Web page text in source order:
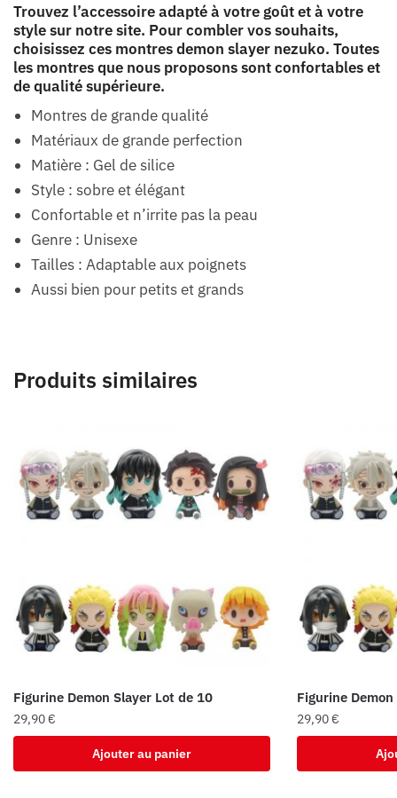
Trouvez l’accessoire adapté à votre goût et à votre
style sur notre site. Pour combler vos souhaits,
choisissez ces montres demon slayer nezuko. Toutes
les montres que nous proposons sont confortables et
de qualité supérieure.
Montres de grande qualité
Matériaux de grande perfection
Matière : Gel de silice
Style : sobre et élégant
Confortable et n’irrite pas la peau
Genre : Unisexe
Tailles : Adaptable aux poignets
Aussi bien pour petits et grands
Produits similaires
Figurine Demon Slayer Lot de 10
29,90€
Ajouter au panier
Figurine
29,90€